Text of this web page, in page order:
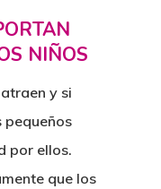
NIÑOS
y si
pequeños
por ellos.
que los